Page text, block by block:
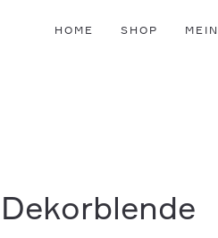
HOME SHOP
Dekorblende